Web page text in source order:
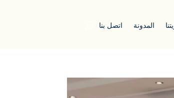
المدونة اتصل بنا